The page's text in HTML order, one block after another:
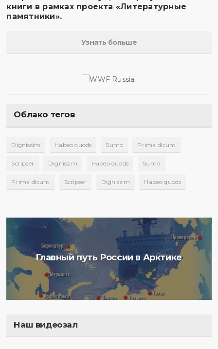
книги в рамках проекта «Литературные
памятники».
Узнать больше
Облако тегов
Dignissim Habeo quods Sumo Prima dicunt
Scripser Dignissim Habeo quods Sumo
Prima dicunt Scripser Dignissim Habeo quods
Главный путь России в Арктике
Наш видеозал